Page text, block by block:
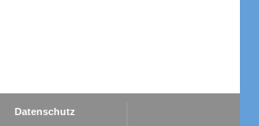
Datenschutz